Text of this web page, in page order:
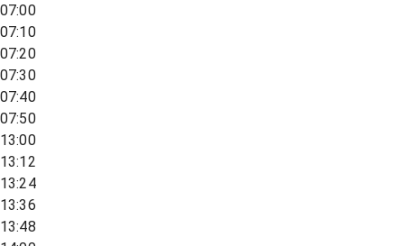
07:00
07:10
07:20
07:30
07:40
07:50
13:00
13:12
13:24
13:36
13:48